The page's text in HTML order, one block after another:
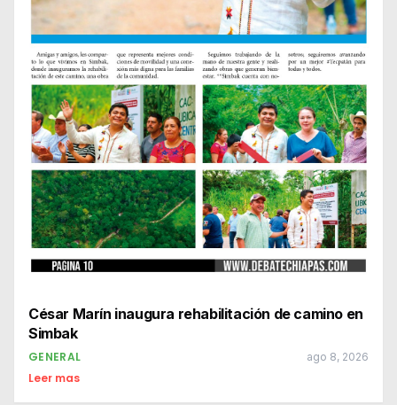
César Marín inaugura rehabilitación de camino en
Simbak
GENERAL ago 8, 2026
Leer mas